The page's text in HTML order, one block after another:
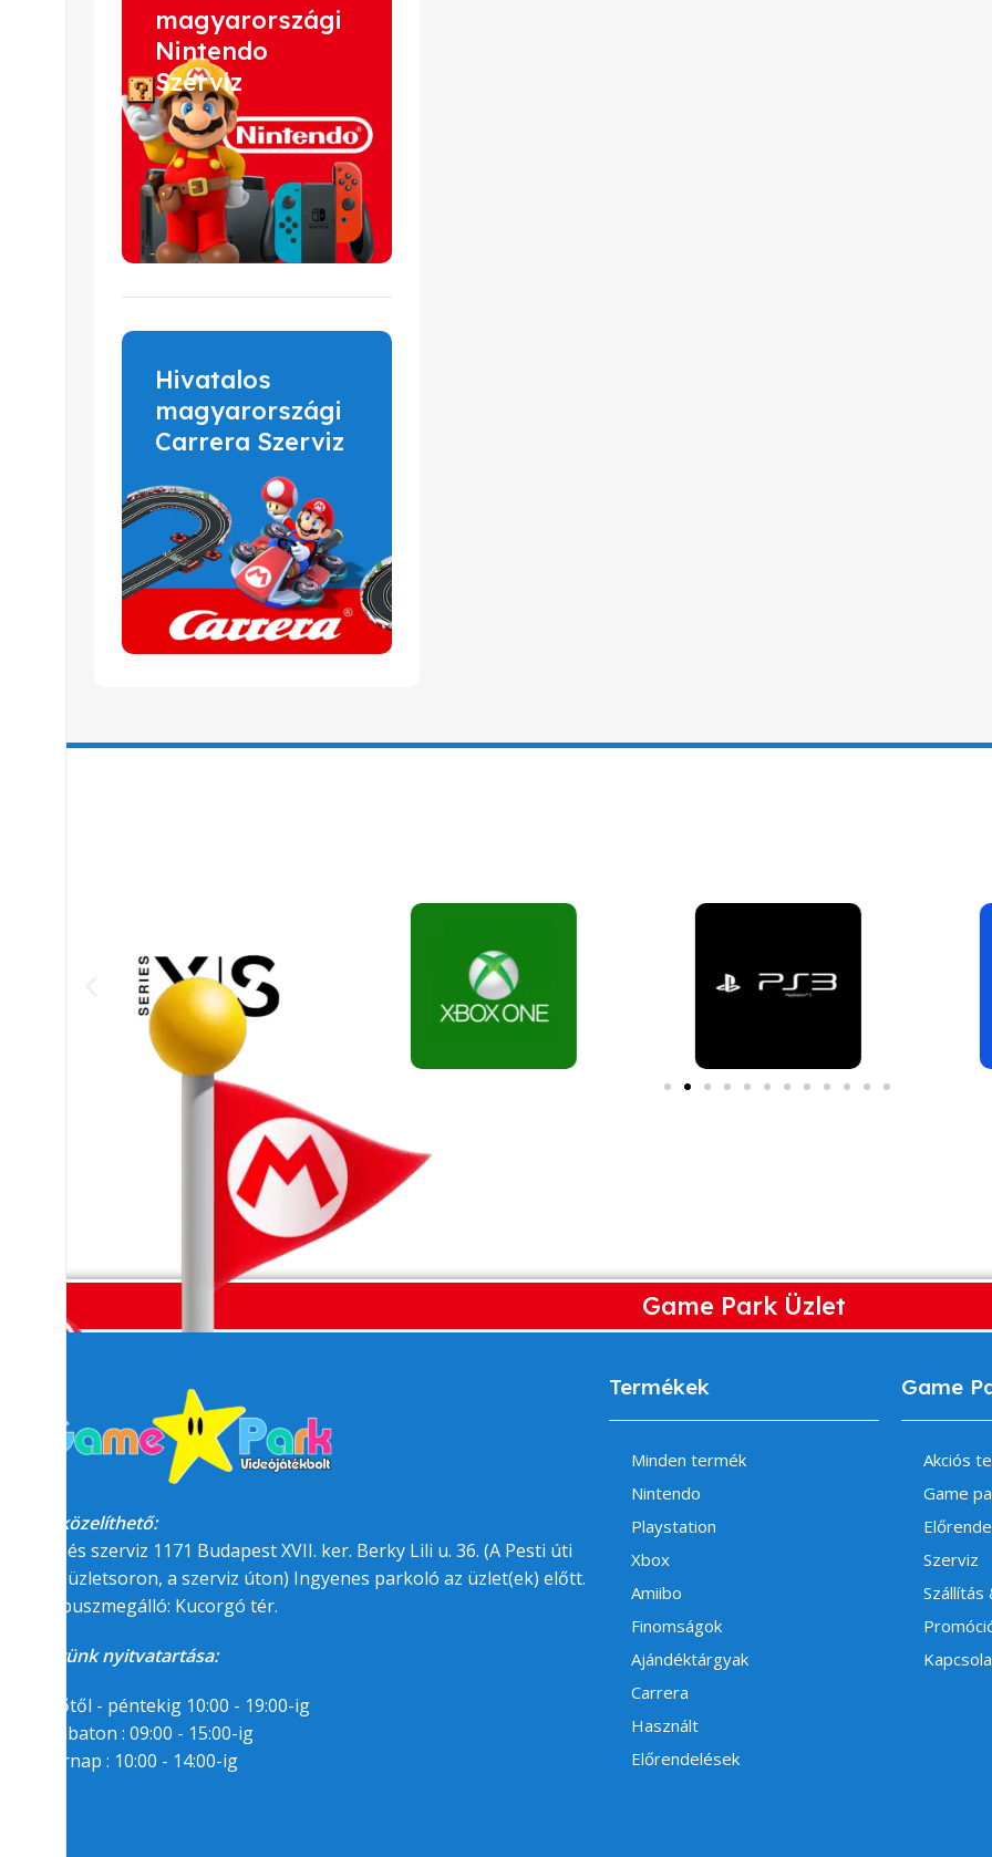
Segítségre van
szükséged?
magyarországi
Nintendo
Szerviz
Hivatalos
magyarországi
Carrera Szerviz
Game Park Üzlet
Megközelíthető:
üzlet és szerviz 1171 Budapest XVII. ker. Berky Lili u. 36. (A Pesti úti
felőli üzletsoron, a szerviz úton) Ingyenes parkoló az üzlet(ek) előtt.
BKK buszmegálló: Kucorgó tér.
Üzletünk nyitvatartása:
Hétfőtől - péntekig 10:00 - 19:00-ig
Szombaton : 09:00 - 15:00-ig
Vasárnap : 10:00 - 14:00-ig
Termékek
Minden termék
Nintendo
Playstation
Xbox
Amiibo
Finomságok
Ajándéktárgyak
Carrera
Használt
Előrendelések
Game
Akciós
Game
Szerviz
Szállítás